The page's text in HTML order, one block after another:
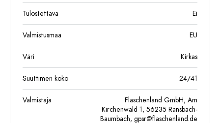
Tulostettava Ei
Valmistusmaa EU
Väri Kirkas
Suuttimen koko 24/41
Valmistaja
Flaschenland GmbH, Am
Kirchenwald 1, 56235 Ransbach-
Baumbach, gpsr@flaschenland.de